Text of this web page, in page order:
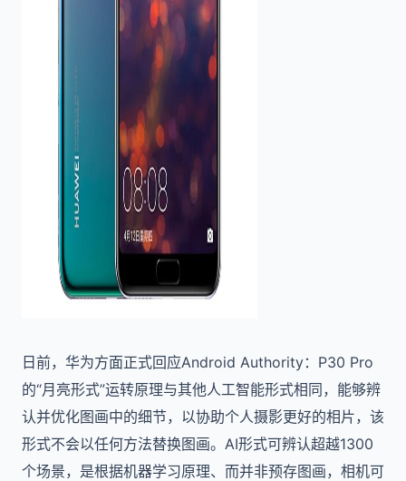
日前，华为方面正式回应Android Authority：P30 Pro
的“月亮形式”运转原理与其他人工智能形式相同，能够辨
认并优化图画中的细节，以协助个人摄影更好的相片，该
形式不会以任何方法替换图画。AI形式可辨认超越1300
个场景，是根据机器学习原理、而并非预存图画，相机可